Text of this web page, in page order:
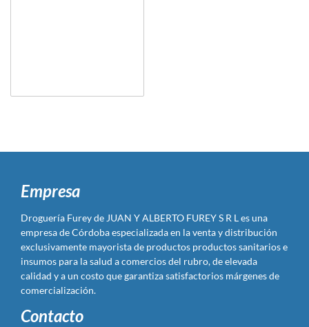
Empresa
Droguería Furey de JUAN Y ALBERTO FUREY S R L es una
empresa de Córdoba especializada en la venta y distribución
exclusivamente mayorista de productos productos sanitarios e
insumos para la salud a comercios del rubro, de elevada
calidad y a un costo que garantiza satisfactorios márgenes de
comercialización.
Contacto